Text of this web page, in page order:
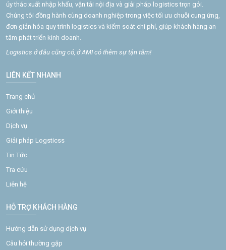
ủy thác xuất nhập khẩu, vận tải nội địa và giải pháp logistics trọn gói.
Chúng tôi đồng hành cùng doanh nghiệp trong việc tối ưu chuỗi cung ứng,
đơn giản hóa quy trình logistics và kiểm soát chi phí, giúp khách hàng an
tâm phát triển kinh doanh.
Logistics ở đâu cũng có, ở AMI có thêm sự tận tâm!
LIÊN KẾT NHANH
Trang chủ
Giới thiệu
Dịch vụ
Giải pháp Logsticss
Tin Tức
Tra cứu
Liên hệ
HỖ TRỢ KHÁCH HÀNG
Hướng dẫn sử dụng dịch vụ
Câu hỏi thường gặp